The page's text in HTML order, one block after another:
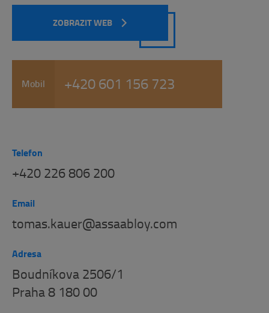
ZOBRAZIT WEB
Mobil +420 601 156 723
Telefon
+420 226 806 200
Email
tomas.kauer@assaabloy.com
Adresa
Boudníkova 2506/1
Praha 8 180 00